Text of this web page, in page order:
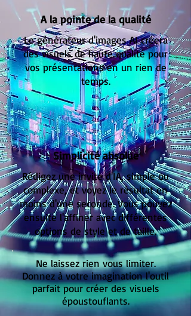
A la pointe de la qualité
Le générateur d'images AI créera
des visuels de haute qualité pour
vos présentations en un rien de
temps.
Simplicité absolue
Rédigez une invite d'IA, simple ou
complexe, et voyez le résultat en
moins d'une seconde. Vous pouvez
ensuite l'affiner avec différentes
options de style et de taille.
Ne laissez rien vous limiter.
Donnez à votre imagination l'outil
parfait pour créer des visuels
époustouflants.